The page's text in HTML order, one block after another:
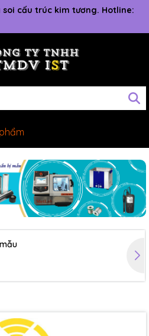
cấu trúc kim tương. Hotline: